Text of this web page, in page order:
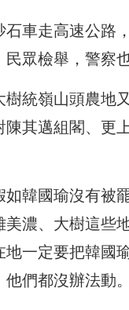
石車走高速公路
眾檢舉，警察
樹統嶺山頭農地
陳其邁組閣、更
如韓國瑜沒有被
美濃、大樹這些
地一定要把韓國
們都沒辦法動。